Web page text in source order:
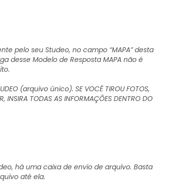
pelo seu Studeo, no campo “MAPA” desta
desse Modelo de Resposta MAPA não é
(arquivo único). SE VOCÊ TIROU FOTOS,
INSIRA TODAS AS INFORMAÇÕES DENTRO DO
há uma caixa de envio de arquivo. Basta
até ela.